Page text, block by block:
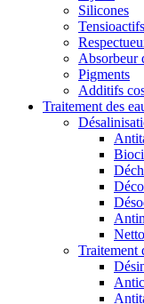
Silicones
Tensioactifs
Absorbeur
Pigments
Additifs
Traitement des
Traitement